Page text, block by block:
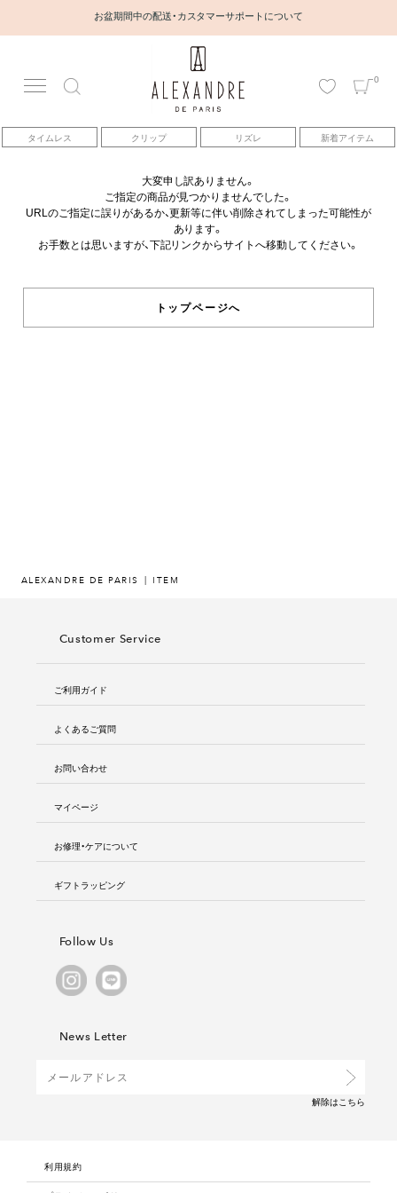
お盆期間中の配送・カスタマーサポートについて
0
タイムレス クリップ リズレ 新着アイテム
アカウント
アイテム
ベストセラー
コレクション
大変申し訳ありません。
ご指定の商品が見つかりませんでした。
URLのご指定に誤りがあるか、更新等に伴い削除されてしまった可能性が
あります。
お手数とは思いますが、下記リンクからサイトへ移動してください。
トップページへ
ALEXANDRE DE PARIS ITEM
Customer Service
ご利用ガイド
よくあるご質問
お問い合わせ
マイページ
お修理・ケアについて
ギフトラッピング
Follow Us
News Letter
解除はこちら
利用規約